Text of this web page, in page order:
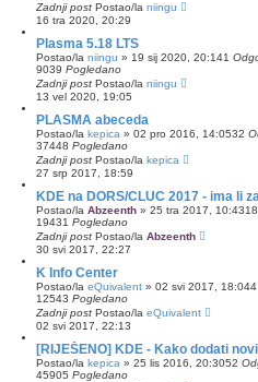
Zadnji post Postao/la niingu
16 tra 2020, 20:29
Plasma 5.18 LTS
Postao/la niingu » 19 sij 2020, 20:141
9039 Pogledano
Zadnji post Postao/la niingu
13 vel 2020, 19:05
PLASMA abeceda
Postao/la kepica » 02 pro 2016, 14:0532
37448 Pogledano
Zadnji post Postao/la kepica
27 srp 2017, 18:59
KDE na DORS/CLUC 2017 - ima li
Postao/la Abzeenth » 25 tra 2017, 10:4318
19431 Pogledano
Zadnji post Postao/la Abzeenth
30 svi 2017, 22:27
K Info Center
Postao/la eQuivalent » 02 svi 2017, 18:044
12543 Pogledano
Zadnji post Postao/la eQuivalent
02 svi 2017, 22:13
[RIJEŠENO] KDE - Kako dodati
Postao/la kepica » 25 lis 2016, 20:3052
45905 Pogledano